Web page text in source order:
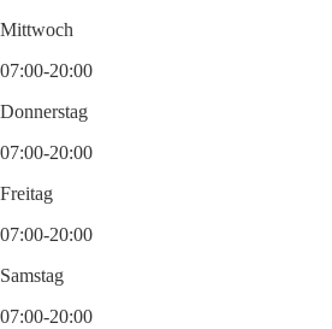
Mittwoch
07:00-20:00
Donnerstag
07:00-20:00
Freitag
07:00-20:00
Samstag
07:00-20:00